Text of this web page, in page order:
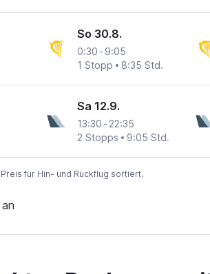
So 30.8.
0:30 - 9:05
1 Stopp
8:35 Std.
Sa 12.9.
13:30 - 22:35
2 Stopps
9:05 Std.
für Hin- und Rückflug sortiert.